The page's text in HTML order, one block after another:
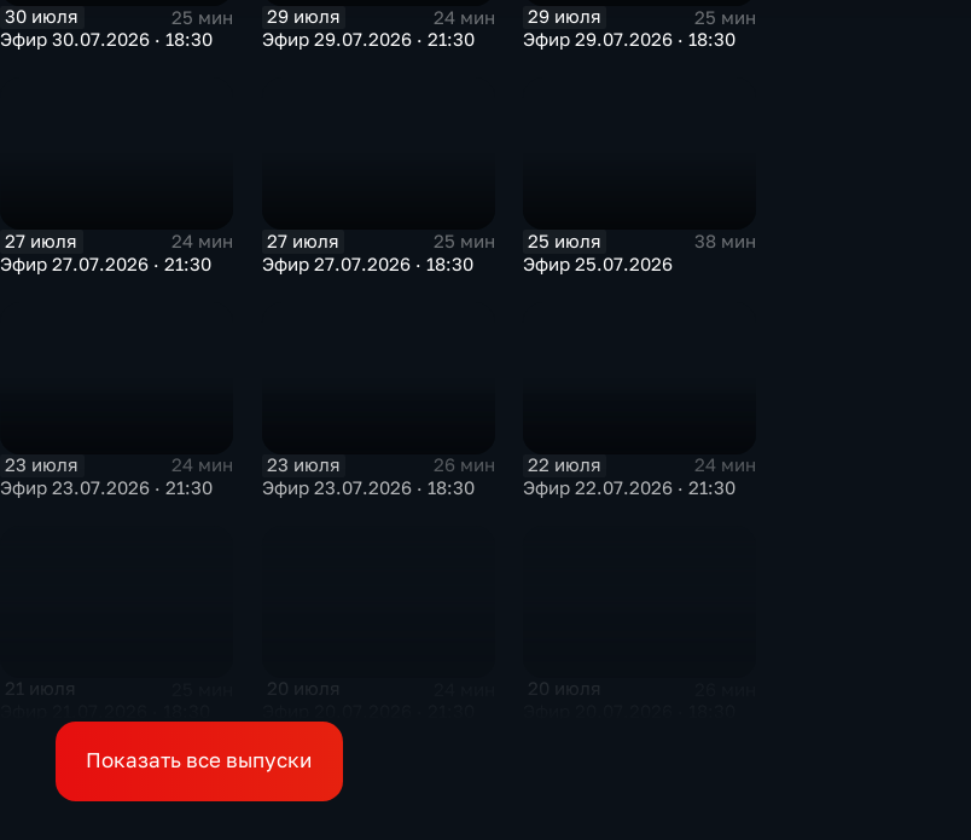
30 июля
25 мин
Эфир 30.07.2026 · 18:30
29 июля
24 мин
Эфир 29.07.2026 · 21:30
29 июля
25 мин
Эфир 29.07.2026 · 18:30
27 июля
24 мин
Эфир 27.07.2026 · 21:30
27 июля
25 мин
Эфир 27.07.2026 · 18:30
25 июля
38 мин
Эфир 25.07.2026
23 июля
24 мин
Эфир 23.07.2026 · 21:30
23 июля
26 мин
Эфир 23.07.2026 · 18:30
22 июля
24 мин
Эфир 22.07.2026 · 21:30
21 июля 20 июля 20 июля
Показать все выпуски